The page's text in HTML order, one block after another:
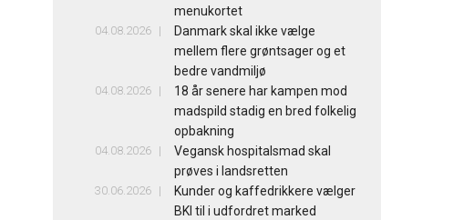
menukortet
04.08.2026
Danmark skal ikke vælge
mellem flere grøntsager og et
bedre vandmiljø
04.08.2026
18 år senere har kampen mod
madspild stadig en bred folkelig
opbakning
04.08.2026
Vegansk hospitalsmad skal
prøves i landsretten
30.06.2026
Kunder og kaffedrikkere vælger
BKI til i udfordret marked